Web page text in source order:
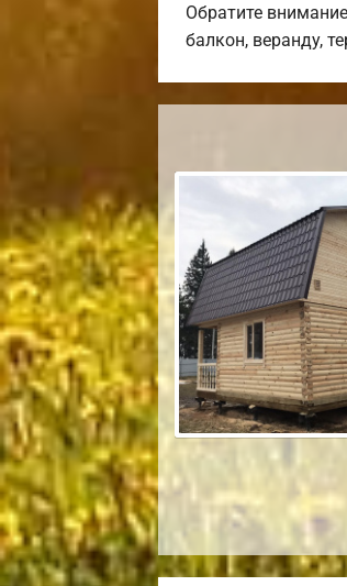
Обратите
балкон, веранду,